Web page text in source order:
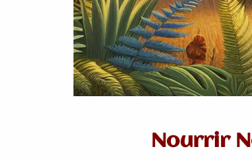
Nourrir